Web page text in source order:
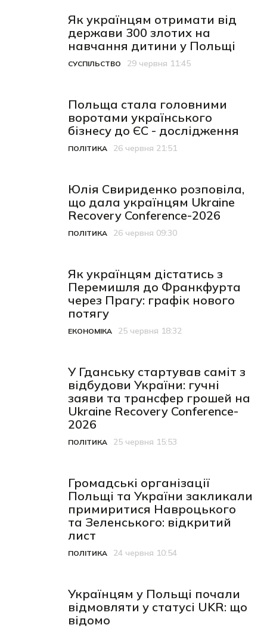
Як українцям отримати від
держави 300 злотих на
навчання дитини у Польщі
Категорія
СУСПІЛЬСТВО
Дата публікації29 червня 11:45
Польща стала головними
воротами українського
бізнесу до ЄС - дослідження
Категорія
ПОЛІТИКА
Дата публікації
26 червня 21:51
Юлія Свириденко розповіла,
що дала українцям Ukraine
Recovery Conference-2026
Категорія
ПОЛІТИКА
Дата публікації
26 червня 09:30
Як українцям дістатись з
Перемишля до Франкфурта
через Прагу: графік нового
потягу
Категорія
ЕКОНОМІКА
Дата публікації
25 червня 18:32
У Гданську стартував саміт з
відбудови України: гучні
заяви та трансфер грошей на
Ukraine Recovery Conference-
2026
Категорія
ПОЛІТИКА
Дата публікації
25 червня 15:53
Громадські організації
Польщі та України закликали
примиритися Навроцького
та Зеленського: відкритий
лист
Категорія
ПОЛІТИКА
Дата публікації
24 червня 10:54
Українцям у Польщі почали
відмовляти у статусі UKR: що
відомо